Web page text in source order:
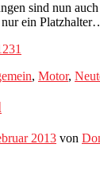
sind nun
nur ein
, Motor,
2013 von